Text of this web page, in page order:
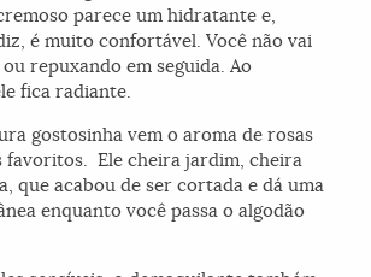
parece um hidratante e,
é muito confortável. Você não vai
repuxando em seguida. Ao
fica radiante.
gostosinha vem o aroma de rosas
favoritos. Ele cheira jardim, cheira
que acabou de ser cortada e dá uma
enquanto você passa o algodão